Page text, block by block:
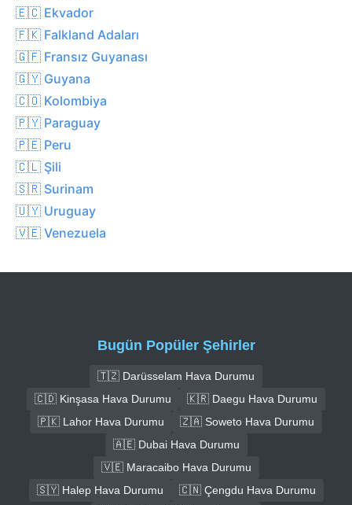
🇪🇨 Ekvador
🇫🇰 Falkland Adaları
🇬🇫 Fransız Guyanası
🇬🇾 Guyana
🇨🇴 Kolombiya
🇵🇾 Paraguay
🇵🇪 Peru
🇨🇱 Şili
🇸🇷 Surinam
🇺🇾 Uruguay
🇻🇪 Venezuela
Bugün Popüler Şehirler
🇹🇿 Darüsselam Hava Durumu
🇨🇩 Kinşasa Hava Durumu
🇰🇷 Daegu Hava Durumu
🇵🇰 Lahor Hava Durumu
🇿🇦 Soweto Hava Durumu
🇦🇪 Dubai Hava Durumu
🇻🇪 Maracaibo Hava Durumu
🇸🇾 Halep Hava Durumu
🇨🇳 Çengdu Hava Durumu